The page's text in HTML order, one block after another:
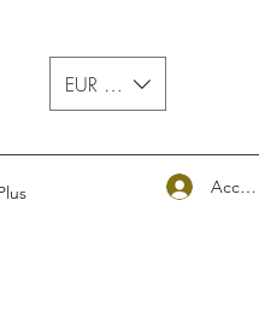
EUR (€)
Accedi